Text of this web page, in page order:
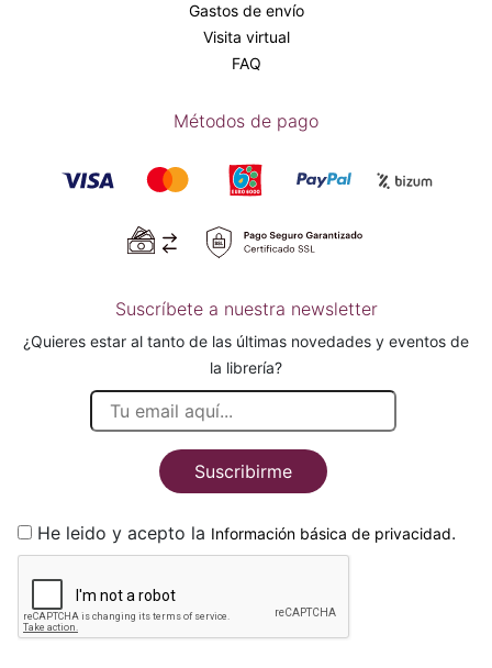
Gastos de envío
Visita virtual
FAQ
Métodos de pago
Suscríbete a nuestra newsletter
¿Quieres estar al tanto de las últimas novedades y eventos de
la librería?
Suscribirme
He leido y acepto la Información básica de privacidad.